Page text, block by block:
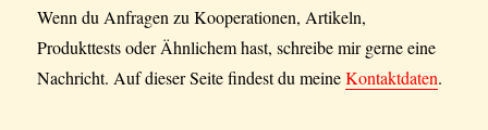
Wenn du Anfragen zu Kooperationen, Artikeln,
Produkttests oder Ähnlichem hast, schreibe mir gerne eine
Nachricht. Auf dieser Seite findest du meineKontaktdaten.